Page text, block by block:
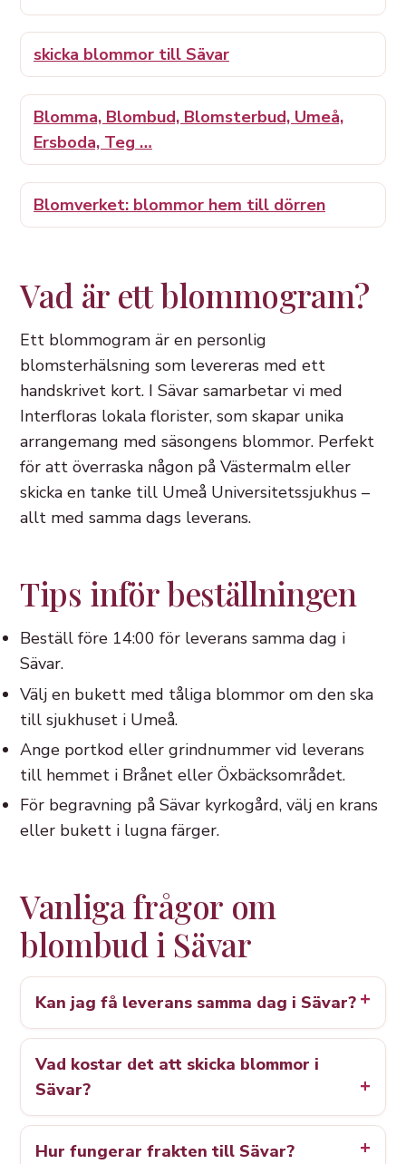
skicka blommor till Sävar
Blomma, Blombud, Blomsterbud, Umeå,
Ersboda, Teg …
Blomverket: blommor hem till dörren
Vad är ett blommogram?
Ett blommogram är en personlig
blomsterhälsning som levereras med ett
handskrivet kort. I Sävar samarbetar vi med
Interfloras lokala florister, som skapar unika
arrangemang med säsongens blommor. Perfekt
för att överraska någon på Västermalm eller
skicka en tanke till Umeå Universitetssjukhus –
allt med samma dags leverans.
Tips inför beställningen
Beställ före 14:00 för leverans samma dag i
Sävar.
Välj en bukett med tåliga blommor om den ska
till sjukhuset i Umeå.
Ange portkod eller grindnummer vid leverans
till hemmet i Brånet eller Öxbäcksområdet.
För begravning på Sävar kyrkogård, välj en krans
eller bukett i lugna färger.
Vanliga frågor om
blombud i Sävar
Kan jag få leverans samma dag i Sävar?
Vad kostar det att skicka blommor i
Sävar?
Hur fungerar frakten till Sävar?